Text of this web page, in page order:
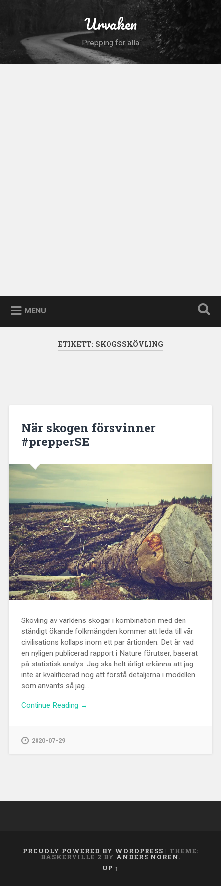
Urvaken
Prepping för alla
MENU
ETIKETT: SKOGSSKÖVLING
När skogen försvinner
#prepperSE
Skövling av världens skogar i kombination med den
ständigt ökande folkmängden kommer att leda till vår
civilisations kollaps inom ett par årtionden. Det är vad
en nyligen publicerad rapport i Nature förutser, baserat
på statistisk analys. Jag ska helt ärligt erkänna att jag
inte är kvalificerad nog att förstå detaljerna i modellen
som använts så jag...
Continue Reading →
2020-07-29
PROUDLY POWERED BY WORDPRESS | THEME:
BASKERVILLE 2 BY ANDERS NOREN.
UP ↑